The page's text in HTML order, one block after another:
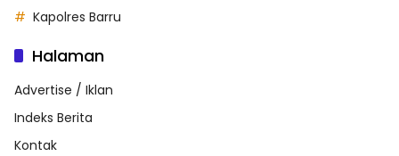
Kapolres Barru
Halaman
Advertise / Iklan
Indeks Berita
Kontak